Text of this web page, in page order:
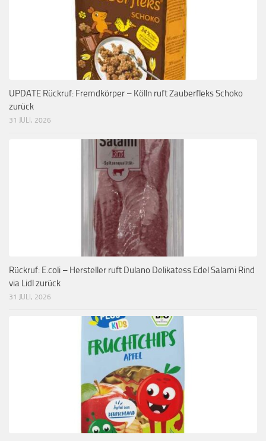
UPDATE Rückruf: Fremdkörper – Kölln ruft Zauberfleks Schoko
zurück
31 JULI, 2026
Rückruf: E.coli – Hersteller ruft Dulano Delikatess Edel Salami Rind
via Lidl zurück
31 JULI, 2026